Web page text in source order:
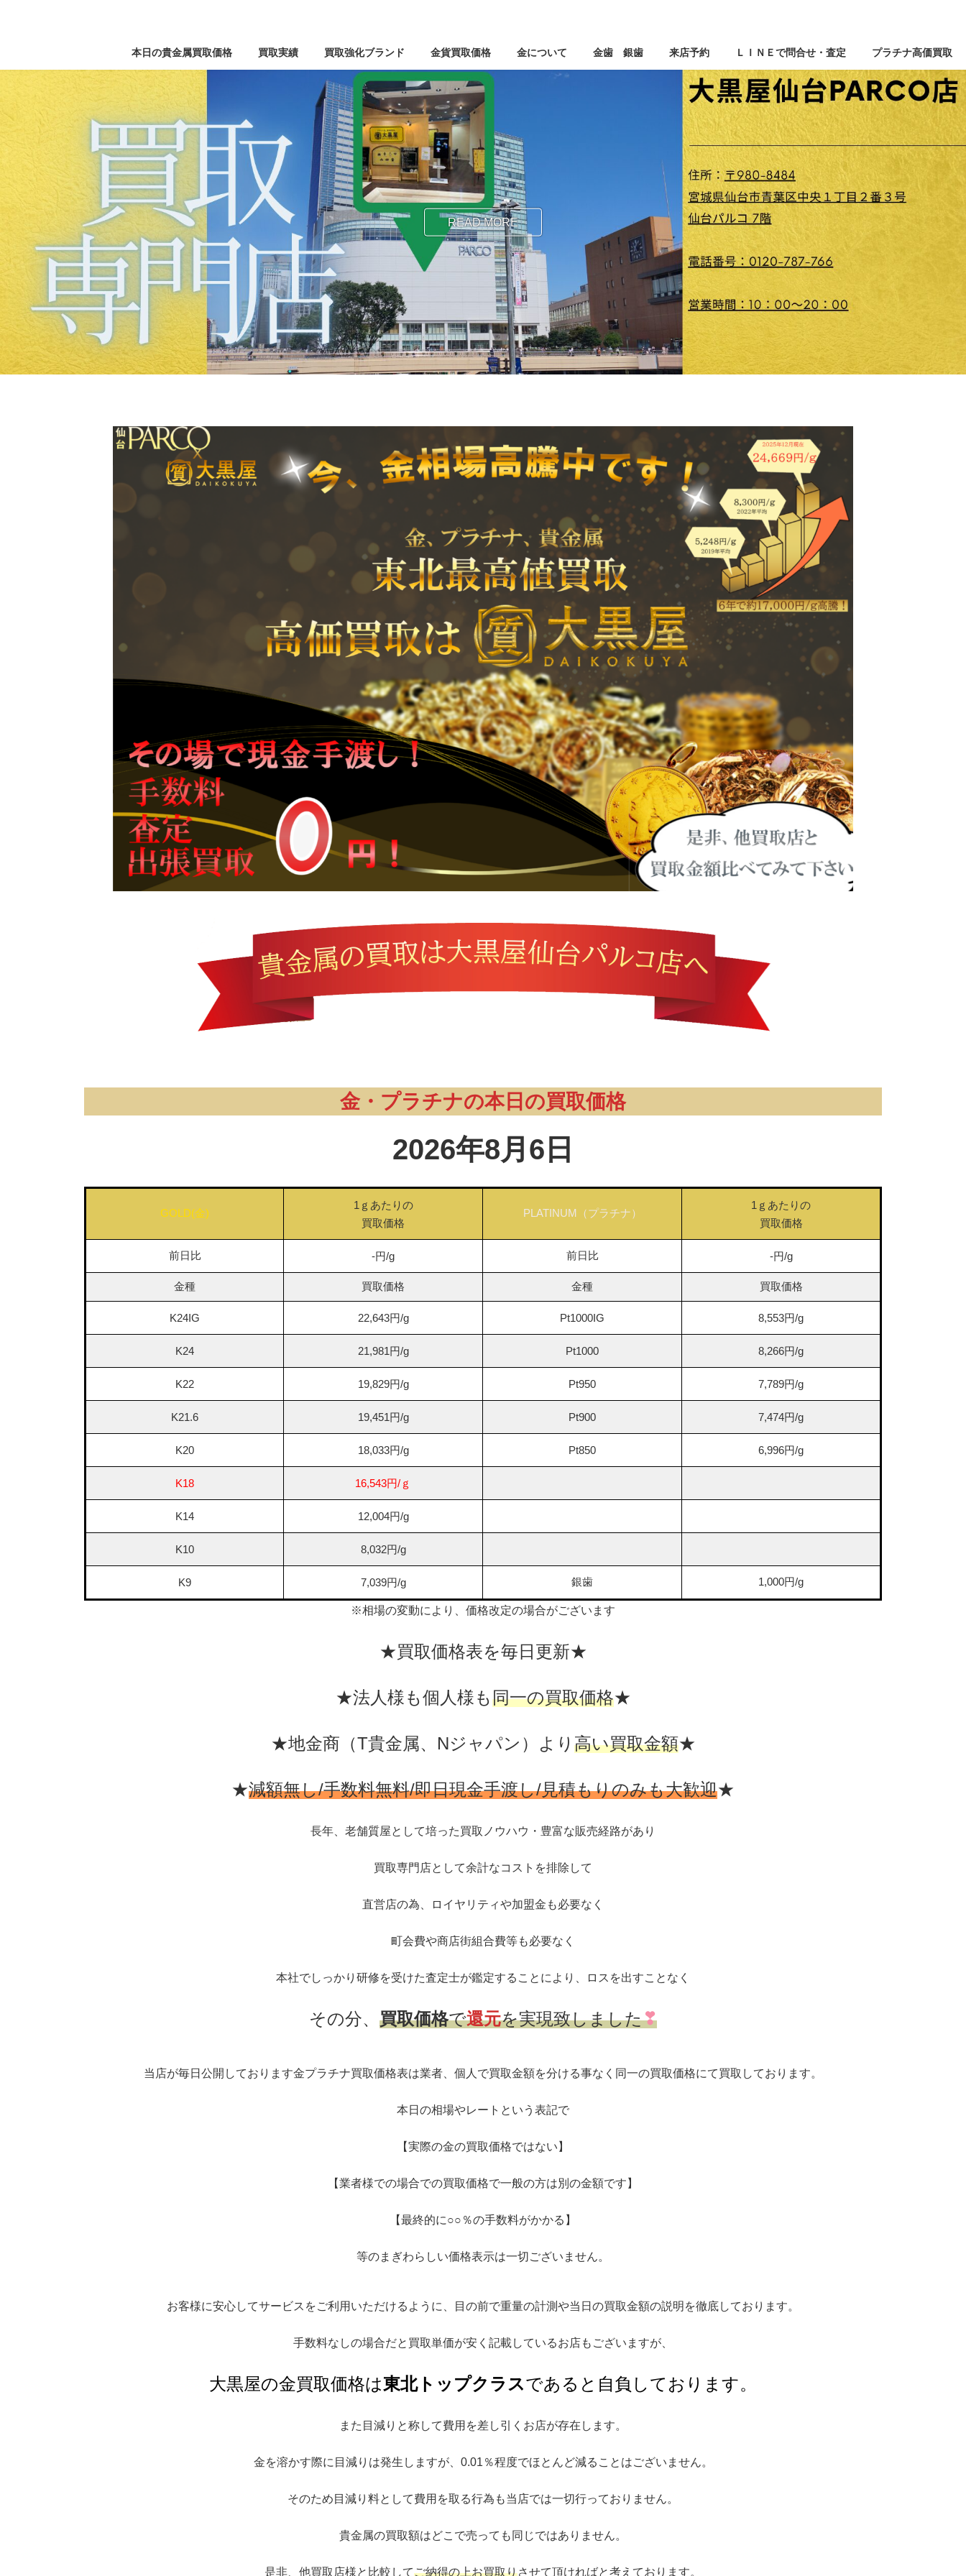
ン
テ
ン
ツ
キ
プ
ビ
ゲ
ー
シ
に
動
本日の貴金属買取価格 買取実績 買取強化ブランド 金貨買取価格 金について 金歯 銀歯 来店予約 ＬＩＮＥで問合せ・査定 プラチナ高価買取
READ MORE
金・プラチナの本日の買取価格
2026年8月6日
GOLD(金)
1ｇあたりの
買取価格
PLATINUM（プラチナ）
1ｇあたりの
買取価格
前日比 -円/g 前日比 -円/g
金種 買取価格 金種 買取価格
K24IG 22,643円/g Pt1000IG 8,553円/g
K24 21,981円/g Pt1000 8,266円/g
K22 19,829円/g Pt950 7,789円/g
K21.6 19,451円/g Pt900 7,474円/g
K20 18,033円/g Pt850 6,996円/g
K18 16,543円/ｇ
K14 12,004円/g
K10 8,032円/g
K9 7,039円/g 銀歯 1,000円/g
※相場の変動により、価格改定の場合がございます
★買取価格表を毎日更新★
★法人様も個人様も同一の買取価格★
★地金商（T貴金属、Nジャパン）より 高い買取金額★
★減額無し/手数料無料/即日現金手渡し/見積もりのみも大歓迎★
長年、老舗質屋として培った買取ノウハウ・豊富な販売経路があり
買取専門店として余計なコストを排除して
直営店の為、ロイヤリティや加盟金も必要なく
町会費や商店街組合費等も必要なく
本社でしっかり研修を受けた査定士が鑑定することにより、ロスを出すことなく
その分、 買取価格で還元を実現致しました❣
当店が毎日公開しております金プラチナ買取価格表は業者、個人で買取金額を分ける事なく同一の買取価格にて買取しております。
本日の相場やレートという表記で
【実際の金の買取価格ではない】
【業者様での場合での買取価格で一般の方は別の金額です】
【最終的に○○％の手数料がかかる】
等のまぎわらしい価格表示は一切ございません。
お客様に安心してサービスをご利用いただけるように、目の前で重量の計測や当日の買取金額の説明を徹底しております。
手数料なしの場合だと買取単価が安く記載しているお店もございますが、
大黒屋の金買取価格は東北トップクラスであると自負しております。
また目減りと称して費用を差し引くお店が存在します。
金を溶かす際に目減りは発生しますが、0.01％程度でほとんど減ることはございません。
そのため目減り料として費用を取る行為も当店では一切行っておりません。
貴金属の買取額はどこで売っても同じではありません。
是非、他買取店様と比較してご納得の上お買取りさせて頂ければと考えております。